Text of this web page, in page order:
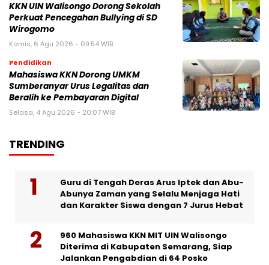
KKN UIN Walisongo Dorong Sekolah
Perkuat Pencegahan Bullying di SD
Wirogomo
Kamis, 6 Agu 2026 - 09:54 WIB
Pendidikan
Mahasiswa KKN Dorong UMKM
Sumberanyar Urus Legalitas dan
Beralih ke Pembayaran Digital
Selasa, 4 Agu 2026 - 20:07 WIB
TRENDING
Guru di Tengah Deras Arus Iptek dan Abu-
Abunya Zaman yang Selalu Menjaga Hati
dan Karakter Siswa dengan 7 Jurus Hebat
960 Mahasiswa KKN MIT UIN Walisongo
Diterima di Kabupaten Semarang, Siap
Jalankan Pengabdian di 64 Posko